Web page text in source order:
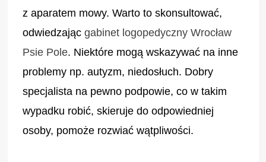
z aparatem mowy. Warto to skonsultować,
odwiedzając gabinet logopedyczny Wrocław
Psie Pole. Niektóre mogą wskazywać na inne
problemy np. autyzm, niedosłuch. Dobry
specjalista na pewno podpowie, co w takim
wypadku robić, skieruje do odpowiedniej
osoby, pomoże rozwiać wątpliwości.